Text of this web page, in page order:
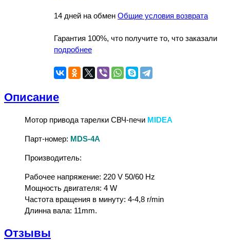
14 дней на обмен Общие условия возврата
Гарантия 100%, что получите то, что заказали
подробнее
Описание
Мотор привода тарелки СВЧ-печи MIDEA
Парт-номер: MDS-4A
Производитель:
Рабочее напряжение: 220 V 50/60 Hz
Мощность двигателя: 4 W
Частота вращения в минуту: 4-4,8 r/min
Длинна вала: 11mm.
Отзывы